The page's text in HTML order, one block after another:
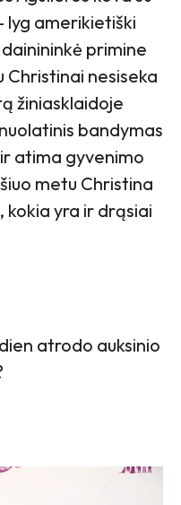
lyg amerikietiški
primine
Christinai nesiseka
žiniasklaidoje
bandymas
atima gyvenimo
metu Christina
yra ir drąsiai
atrodo auksinio